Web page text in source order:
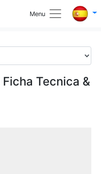
Menu
Ficha Tecnica &